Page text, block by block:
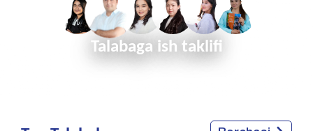
Talabaga ish taklifi